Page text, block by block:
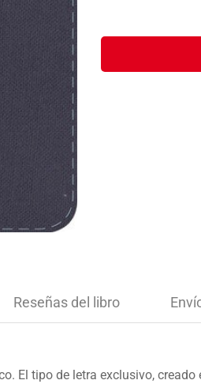
Reseñas del libro
El tipo de letra exclusivo,